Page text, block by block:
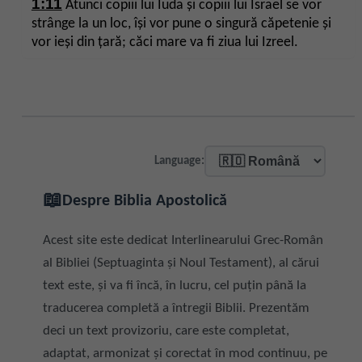
Atunci copiii lui Iuda și copiii lui Israel se vor
strânge la un loc, își vor pune o singură căpetenie și
vor ieși din țară; căci mare va fi ziua lui Izreel.
Language:
📖Despre Biblia Apostolică
Acest site este dedicat Interlinearului Grec-Român
al Bibliei (Septuaginta și Noul Testament), al cărui
text este, și va fi încă, în lucru, cel puțin până la
traducerea completă a întregii Biblii. Prezentăm
deci un text provizoriu, care este completat,
adaptat, armonizat și corectat în mod continuu, pe